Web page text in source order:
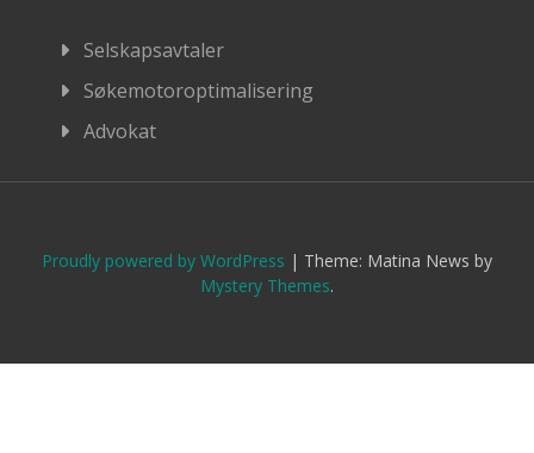
Selskapsavtaler
Søkemotoroptimalisering
Advokat
Proudly powered by WordPress | Theme: Matina News by
Mystery Themes.